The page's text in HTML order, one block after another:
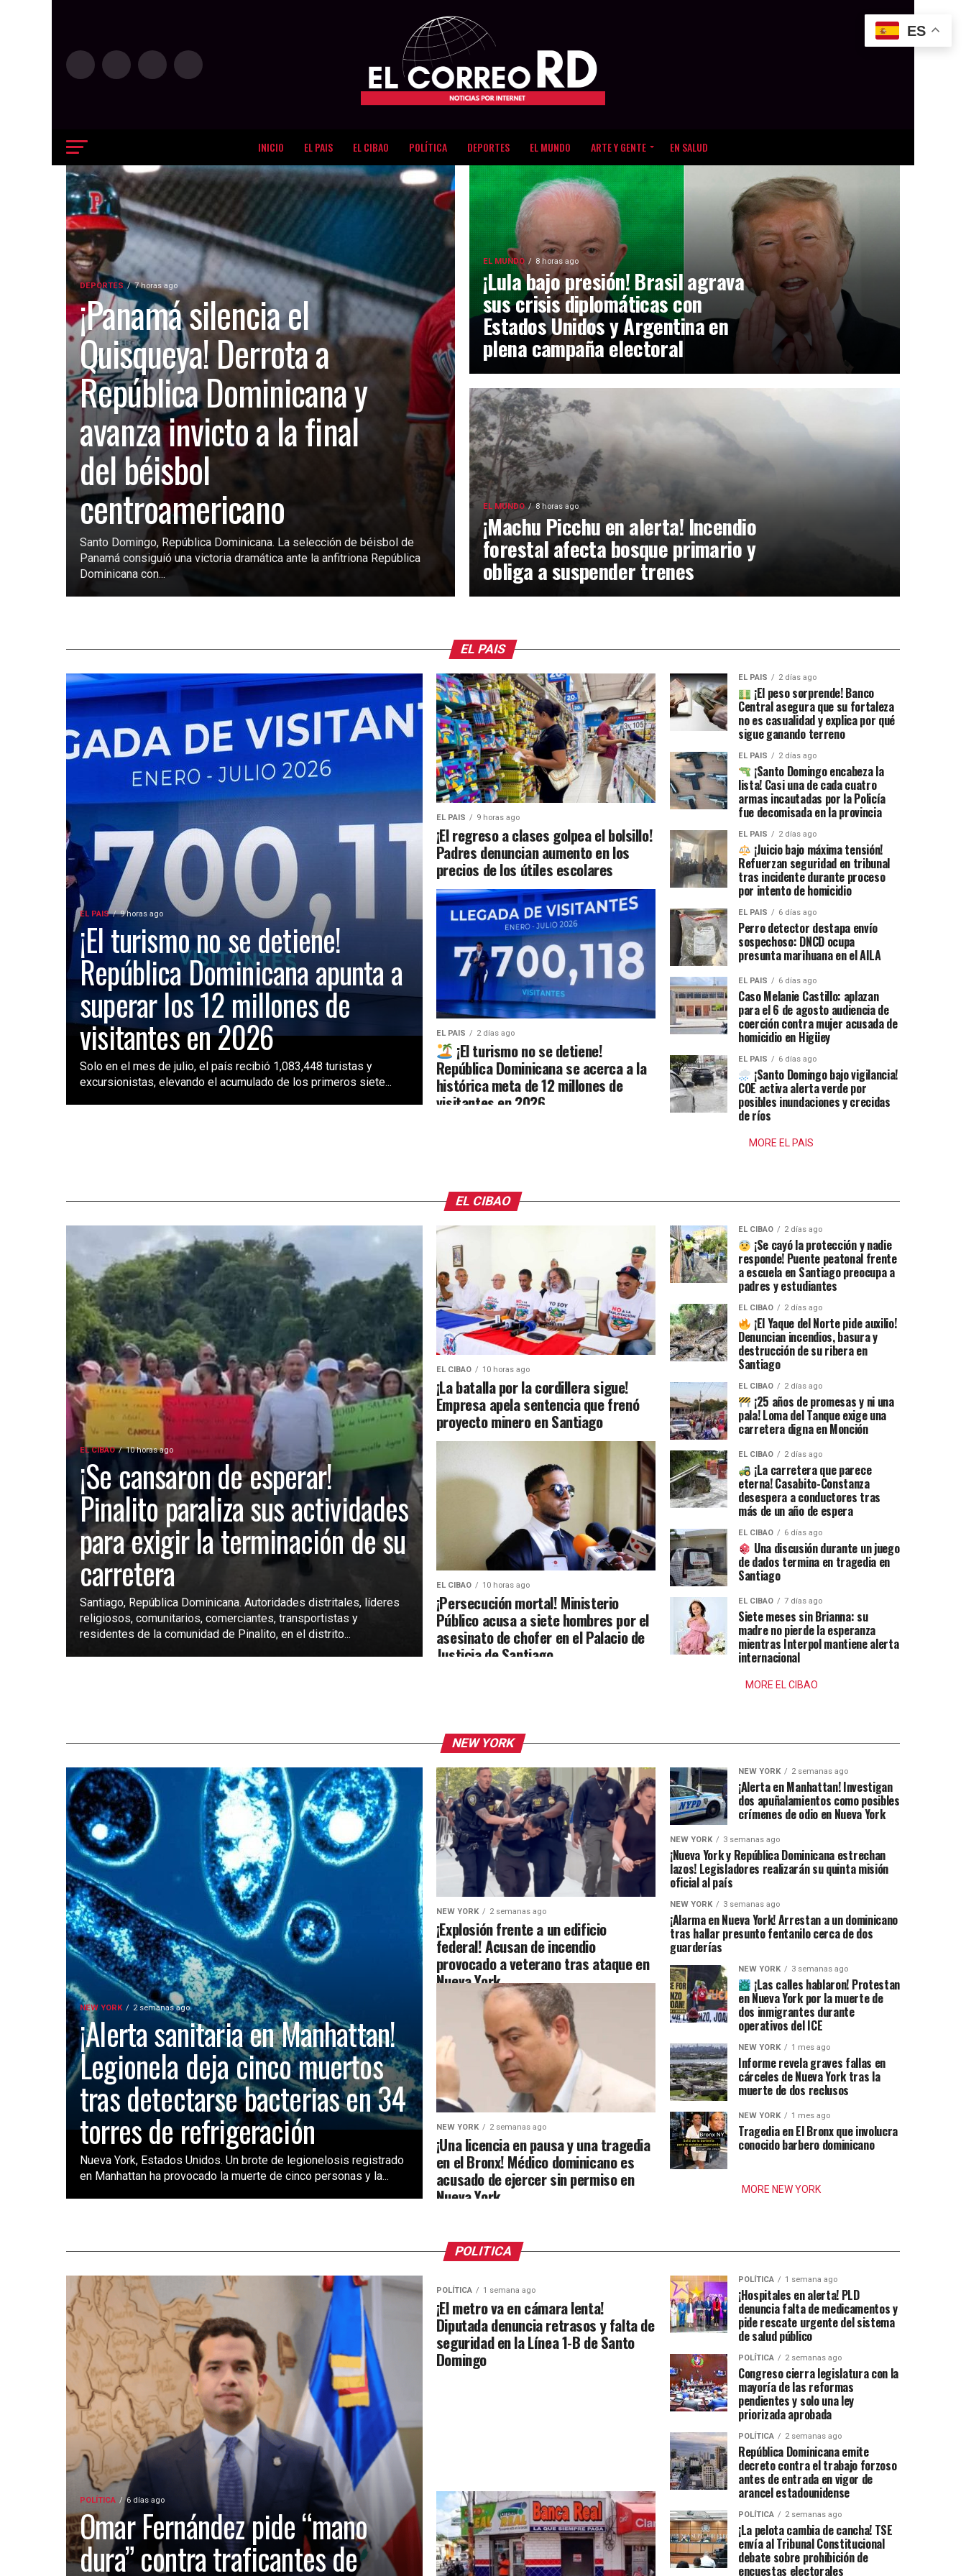
INICIO EL PAIS EL CIBAO POLÍTICA DEPORTES EL MUNDO ARTE Y GENTE EN SALUD
DEPORTES 7 horas ago
¡Panamá silencia el
Quisqueya! Derrota a
República Dominicana y
avanza invicto a la final
del béisbol
centroamericano
Santo Domingo, República Dominicana. La selección de béisbol de
Panamá consiguió una victoria dramática ante la anfitriona República
Dominicana con...
EL MUNDO 8 horas ago
¡Lula bajo presión! Brasil agrava
sus crisis diplomáticas con
Estados Unidos y Argentina en
plena campaña electoral
EL MUNDO 8 horas ago
¡Machu Picchu en alerta! Incendio
forestal afecta bosque primario y
obliga a suspender trenes
EL PAIS
EL PAIS 9 horas ago
¡El turismo no se detiene!
República Dominicana apunta a
superar los 12 millones de
visitantes en 2026
Solo en el mes de julio, el país recibió 1,083,448 turistas y
excursionistas, elevando el acumulado de los primeros siete...
EL PAIS 9 horas ago
¡El regreso a clases golpea el bolsillo!
Padres denuncian aumento en los
precios de los útiles escolares
EL PAIS 2 días ago
¡El turismo no se detiene!
República Dominicana se acerca a la
histórica meta de 12 millones de
visitantes en 2026
EL PAIS 2 días ago
¡El peso sorprende! Banco
Central asegura que su fortaleza
no es casualidad y explica por qué
sigue ganando terreno
EL PAIS 2 días ago
¡Santo Domingo encabeza la
lista! Casi una de cada cuatro
armas incautadas por la Policía
fue decomisada en la provincia
EL PAIS 2 días ago
¡Juicio bajo máxima tensión!
Refuerzan seguridad en tribunal
tras incidente durante proceso
por intento de homicidio
EL PAIS 6 días ago
Perro detector destapa envío
sospechoso: DNCD ocupa
presunta marihuana en el AILA
EL PAIS 6 días ago
Caso Melanie Castillo: aplazan
para el 6 de agosto audiencia de
coerción contra mujer acusada de
homicidio en Higüey
EL PAIS 6 días ago
¡Santo Domingo bajo vigilancia!
COE activa alerta verde por
posibles inundaciones y crecidas
de ríos
MORE EL PAIS
EL CIBAO
EL CIBAO 10 horas ago
¡Se cansaron de esperar!
Pinalito paraliza sus actividades
para exigir la terminación de su
carretera
Santiago, República Dominicana. Autoridades distritales, líderes
religiosos, comunitarios, comerciantes, transportistas y
residentes de la comunidad de Pinalito, en el distrito...
EL CIBAO 10 horas ago
¡La batalla por la cordillera sigue!
Empresa apela sentencia que frenó
proyecto minero en Santiago
EL CIBAO 10 horas ago
¡Persecución mortal! Ministerio
Público acusa a siete hombres por el
asesinato de chofer en el Palacio de
Justicia de Santiago
EL CIBAO 2 días ago
¡Se cayó la protección y nadie
responde! Puente peatonal frente
a escuela en Santiago preocupa a
padres y estudiantes
EL CIBAO 2 días ago
¡El Yaque del Norte pide auxilio!
Denuncian incendios, basura y
destrucción de su ribera en
Santiago
EL CIBAO 2 días ago
¡25 años de promesas y ni una
pala! Loma del Tanque exige una
carretera digna en Monción
EL CIBAO 2 días ago
¡La carretera que parece
eterna! Casabito-Constanza
desespera a conductores tras
más de un año de espera
EL CIBAO 6 días ago
Una discusión durante un juego
de dados termina en tragedia en
Santiago
EL CIBAO 7 días ago
Siete meses sin Brianna: su
madre no pierde la esperanza
mientras Interpol mantiene alerta
internacional
MORE EL CIBAO
NEW YORK
NEW YORK 2 semanas ago
¡Alerta sanitaria en Manhattan!
Legionela deja cinco muertos
tras detectarse bacterias en 34
torres de refrigeración
Nueva York, Estados Unidos. Un brote de legionelosis registrado
en Manhattan ha provocado la muerte de cinco personas y la...
NEW YORK 2 semanas ago
¡Explosión frente a un edificio
federal! Acusan de incendio
provocado a veterano tras ataque en
Nueva York
NEW YORK 2 semanas ago
¡Una licencia en pausa y una tragedia
en el Bronx! Médico dominicano es
acusado de ejercer sin permiso en
Nueva York
NEW YORK 2 semanas ago
¡Alerta en Manhattan! Investigan
dos apuñalamientos como posibles
crímenes de odio en Nueva York
NEW YORK 3 semanas ago
¡Nueva York y República Dominicana estrechan
lazos! Legisladores realizarán su quinta misión
oficial al país
NEW YORK 3 semanas ago
¡Alarma en Nueva York! Arrestan a un dominicano
tras hallar presunto fentanilo cerca de dos
guarderías
NEW YORK 3 semanas ago
¡Las calles hablaron! Protestan
en Nueva York por la muerte de
dos inmigrantes durante
operativos del ICE
NEW YORK 1 mes ago
Informe revela graves fallas en
cárceles de Nueva York tras la
muerte de dos reclusos
NEW YORK 1 mes ago
Tragedia en El Bronx que involucra
conocido barbero dominicano
MORE NEW YORK
POLITICA
POLÍTICA 6 días ago
Omar Fernández pide “mano
dura” contra traficantes de
POLÍTICA 1 semana ago
¡El metro va en cámara lenta!
Diputada denuncia retrasos y falta de
seguridad en la Línea 1-B de Santo
Domingo
POLÍTICA 1 semana ago
¡Hospitales en alerta! PLD
denuncia falta de medicamentos y
pide rescate urgente del sistema
de salud público
POLÍTICA 2 semanas ago
Congreso cierra legislatura con la
mayoría de las reformas
pendientes y solo una ley
priorizada aprobada
POLÍTICA 2 semanas ago
República Dominicana emite
decreto contra el trabajo forzoso
antes de entrada en vigor de
arancel estadounidense
POLÍTICA 2 semanas ago
¡La pelota cambia de cancha! TSE
envía al Tribunal Constitucional
debate sobre prohibición de
encuestas electorales
ES